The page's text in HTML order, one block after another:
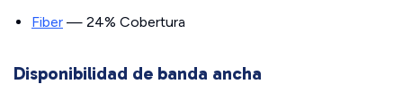
Fiber — 24% Cobertura
Disponibilidad de banda ancha